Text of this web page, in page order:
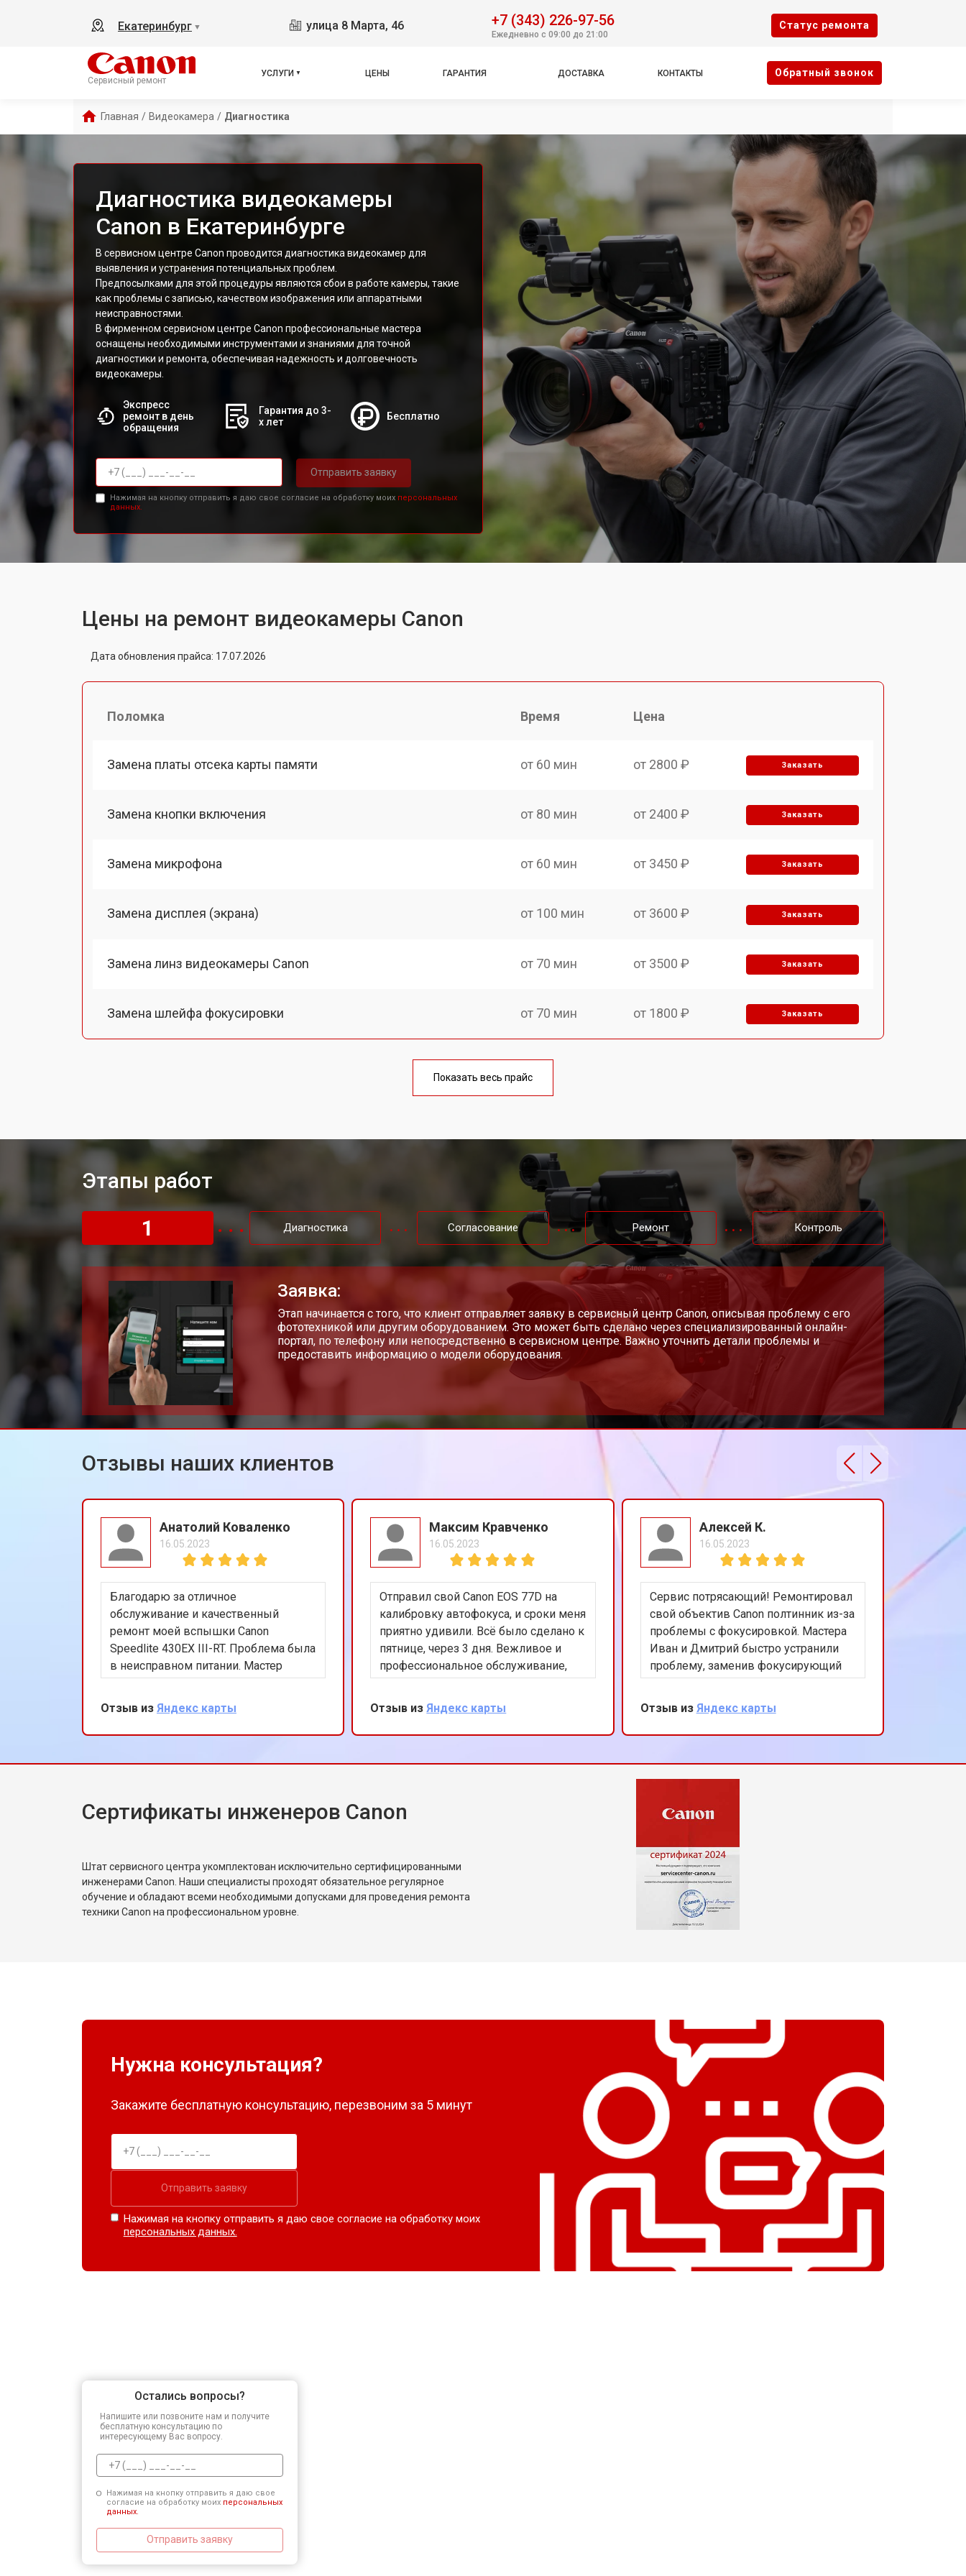
Екатеринбург ▼ улица 8 Марта, 46 +7 (343) 226-97-56
Ежедневно с 09:00 до 21:00
Cтатус ремонта
Сервисный ремонт
УСЛУГИ ЦЕНЫ ГАРАНТИЯ ДОСТАВКА КОНТАКТЫ Oбратный звонок
Главная / Видеокамера / Диагностика
Диагностика видеокамеры
Canon в Екатеринбурге
В сервисном центре Canon проводится диагностика видеокамер для
выявления и устранения потенциальных проблем.
Предпосылками для этой процедуры являются сбои в работе камеры, такие
как проблемы с записью, качеством изображения или аппаратными
неисправностями.
В фирменном сервисном центре Canon профессиональные мастера
оснащены необходимыми инструментами и знаниями для точной
диагностики и ремонта, обеспечивая надежность и долговечность
видеокамеры.
Экспресс
ремонт в день
обращения
Гарантия до 3-
х лет
Бесплатно
Отправить заявку
Нажимая на кнопку отправить я даю свое согласие на обработку моих персональных
данных.
Цены на ремонт видеокамеры Canon
Дата обновления прайса: 17.07.2026
Поломка Время Цена
Замена платы отсека карты памяти от 60 мин от 2800 ₽ Заказать
Замена кнопки включения от 80 мин от 2400 ₽ Заказать
Замена микрофона от 60 мин от 3450 ₽ Заказать
Замена дисплея (экрана) от 100 мин от 3600 ₽ Заказать
Замена линз видеокамеры Canon от 70 мин от 3500 ₽ Заказать
Замена шлейфа фокусировки от 70 мин от 1800 ₽ Заказать
от 60 мин
Показать весь прайс
Этапы работ
1
Диагностика Согласование Ремонт Контроль
Заявка:
Этап начинается с того, что клиент отправляет заявку в сервисный центр Canon, описывая проблему с его
фототехникой или другим оборудованием. Это может быть сделано через специализированный онлайн-
портал, по телефону или непосредственно в сервисном центре. Важно уточнить детали проблемы и
предоставить информацию о модели оборудования.
Отзывы наших клиентов
Анатолий Коваленко
16.05.2023
Благодарю за отличное
обслуживание и качественный
ремонт моей вспышки Canon
Speedlite 430EX III-RT. Проблема была
в неисправном питании. Мастер
Алексей быстро устранил
неисправность. Очень доволен
результатом!
Отзыв из Яндекс карты
Максим Кравченко
16.05.2023
Отправил свой Canon EOS 77D на
калибровку автофокуса, и сроки меня
приятно удивили. Всё было сделано к
пятнице, через 3 дня. Вежливое и
профессиональное обслуживание,
большое спасибо!
Отзыв изЯндекс карты
Алексей К.
16.05.2023
Сервис потрясающий! Ремонтировал
свой объектив Canon полтинник из-за
проблемы с фокусировкой. Мастера
Иван и Дмитрий быстро устранили
проблему, заменив фокусирующий
механизм. Стоимость и качество
ремонта меня полностью устроили,
хорошее обслуживание, рекомендую
этот сервис!
Отзыв из Яндекс карты
Сертификаты инженеров Canon
Штат сервисного центра укомплектован исключительно сертифицированными
инженерами Canon. Наши специалисты проходят обязательное регулярное
обучение и обладают всеми необходимыми допусками для проведения ремонта
техники Canon на профессиональном уровне.
Нужна консультация?
Закажите бесплатную консультацию, перезвоним за 5 минут
Отправить заявку
Нажимая на кнопку отправить я даю свое согласие на обработку моих
персональных данных.
Остались вопросы?
Напишите или позвоните нам и получите
бесплатную консультацию по
интересующему Вас вопросу.
Нажимая на кнопку отправить я даю свое
согласие на обработку моих персональных
данных.
Отправить заявку